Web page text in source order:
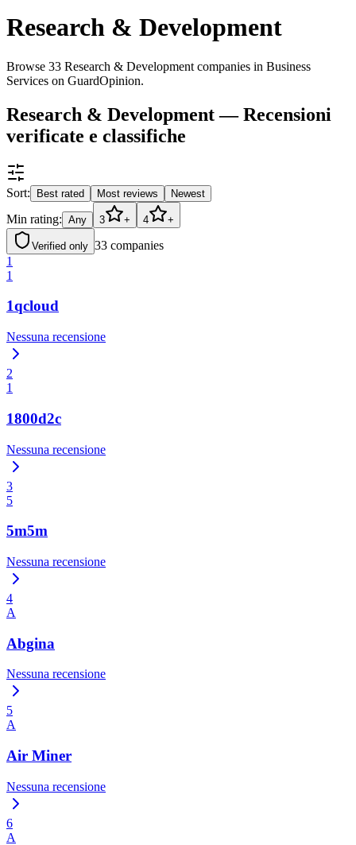
Research & Development
Browse 33 Research & Development companies in Business
Services on GuardOpinion.
Research & Development — Recensioni
verificate e classifiche
Sort: Best rated Most reviews Newest
Min rating: Any 3 + 4 +
Verified only 33 companies
1
1
1qcloud
Nessuna recensione
2
1
1800d2c
Nessuna recensione
3
5
5m5m
Nessuna recensione
4
A
Abgina
Nessuna recensione
5
A
Air Miner
Nessuna recensione
6
A